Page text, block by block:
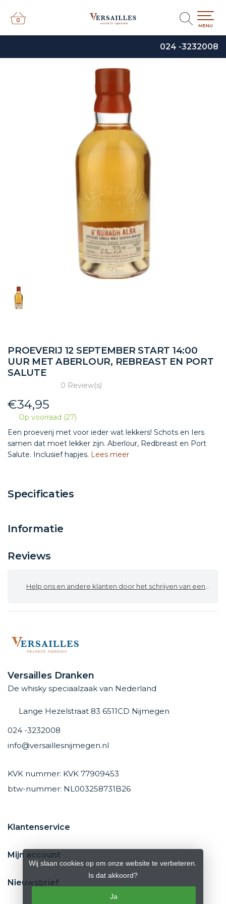
024 -3232008
0
0
MENU
PROEVERIJ 12 SEPTEMBER START 14:00
UUR MET ABERLOUR, REBREAST EN PORT
SALUTE
0 Review(s)
€34,95
Op voorraad (27)
Een proeverij met voor ieder wat lekkers! Schots en Iers
samen dat moet lekker zijn. Aberlour, Redbreast en Port
Salute. Inclusief hapjes. Lees meer
Specificaties
Informatie
Reviews
Help ons en andere klanten door het schrijven van een review
Versailles Dranken
De whisky speciaalzaak van Nederland
Lange Hezelstraat 83 6511CD Nijmegen
024 -3232008
info@versaillesnijmegen.nl
KVK nummer: KVK 77909453
btw-nummer: NL003258731B26
Klantenservice
Mijn account
Nieuwsbrief
Wij slaan cookies op om onze website te verbeteren.
Is dat akkoord?
Ja